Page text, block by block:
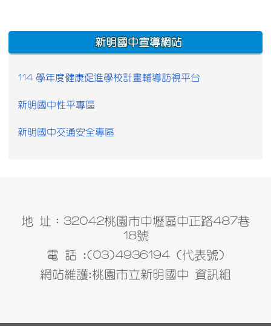
:::
新明國中宣導網站
114 學年度健康促進學校計畫輔導訪視平台
新明國中性平專區
新明國中交通安全專區
地 址：32042桃園市中壢區中正路487巷
18號
電 話 :(03)4936194 (代表號)
網站維護:桃園市立新明國中 資訊組